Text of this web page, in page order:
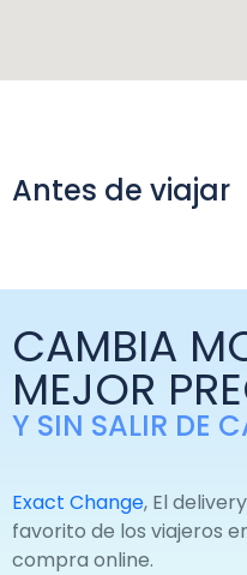
Antes de viajar
CAMBIA
MEJOR
Y SIN SALIR DE
Exact Change, El
favorito de los viajeros
compra online.